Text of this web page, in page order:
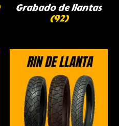
Grabado de llantas
(92)